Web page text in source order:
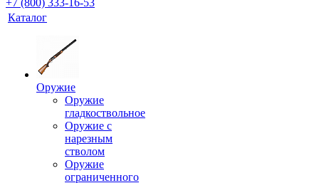
+7 (800) 333-16-53
Каталог
Оружие
Оружие
гладкоствольное
Оружие с
нарезным
стволом
Оружие
ограниченного